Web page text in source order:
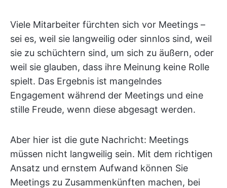
Viele Mitarbeiter fürchten sich vor Meetings –
sei es, weil sie langweilig oder sinnlos sind, weil
sie zu schüchtern sind, um sich zu äußern, oder
weil sie glauben, dass ihre Meinung keine Rolle
spielt. Das Ergebnis ist mangelndes
Engagement während der Meetings und eine
stille Freude, wenn diese abgesagt werden.
Aber hier ist die gute Nachricht: Meetings
müssen nicht langweilig sein. Mit dem richtigen
Ansatz und ernstem Aufwand können Sie
Meetings zu Zusammenkünften machen, bei